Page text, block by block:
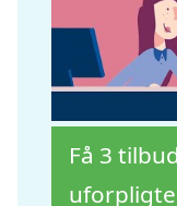
Få 3